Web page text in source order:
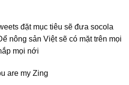
đặt mục tiêu sẽ đưa socola
nông sản Việt sẽ có mặt trên mọi
mọi nới
are my Zing